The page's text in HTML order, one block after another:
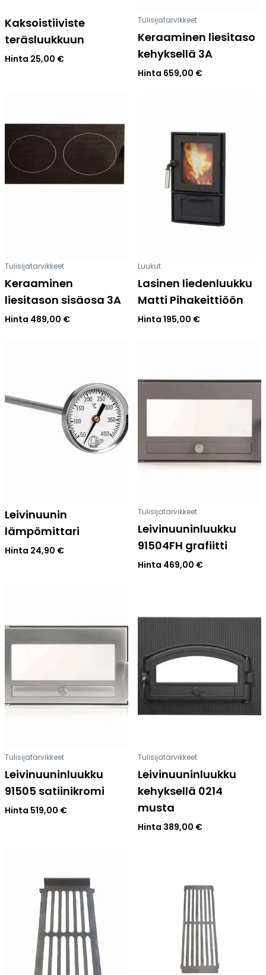
Kaksoistiiviste
teräsluukkuun
Hinta 25,00 €
Tulisijatarvikkeet
Keraaminen liesitaso
kehyksellä 3A
Hinta 659,00 €
Tulisijatarvikkeet
Keraaminen
liesitason sisäosa 3A
Hinta 489,00 €
Luukut
Lasinen liedenluukku
Matti Pihakeittiöön
Hinta 195,00 €
Leivinuunin
lämpömittari
Hinta 24,90 €
Tulisijatarvikkeet
Leivinuuninluukku
91504FH grafiitti
Hinta 469,00 €
Tulisijatarvikkeet
Leivinuuninluukku
91505 satiinikromi
Hinta 519,00 €
Tulisijatarvikkeet
Leivinuuninluukku
kehyksellä 0214
musta
Hinta 389,00 €